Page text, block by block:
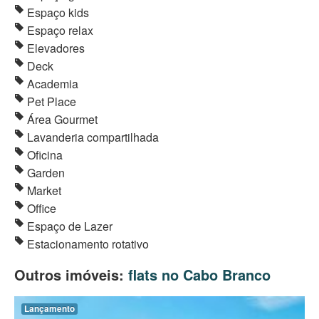
Espaço kids
Espaço relax
Elevadores
Deck
Academia
Pet Place
Área Gourmet
Lavanderia compartilhada
Oficina
Garden
Market
Office
Espaço de Lazer
Estacionamento rotativo
Outros imóveis: flats no Cabo Branco
Lançamento